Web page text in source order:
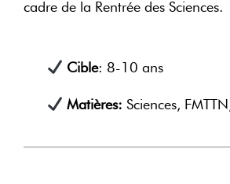
cadre de la Rentrée des Sciences.
Cible: 8-10 ans
Matières: Sciences,